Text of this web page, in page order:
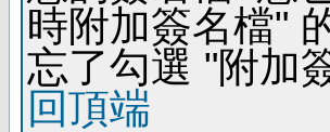
時附加簽名檔"
忘了勾選 "附加
回頂端